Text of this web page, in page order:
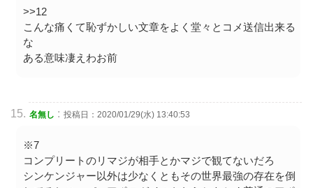
>>12
こんな痛くて恥ずかしい文章をよく堂々とコメ送信出来る
な
ある意味凄えわお前
名無し : 投稿日：2020/01/29(水) 13:40:53
※7
コンプリートのリマジが相手とかマジで観てないだろ
シンケンジャー以外は少なくともその世界最強の存在を倒